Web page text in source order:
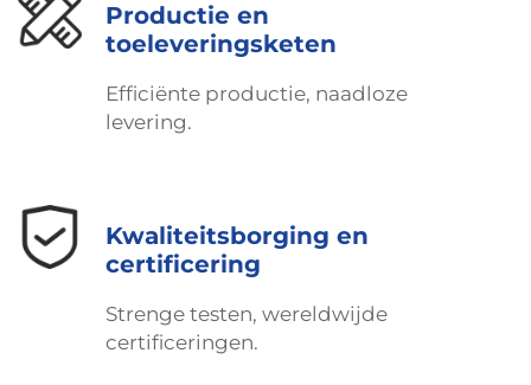
Productie en
toeleveringsketen
Efficiënte productie, naadloze
levering.
Kwaliteitsborging en
certificering
Strenge testen, wereldwijde
certificeringen.